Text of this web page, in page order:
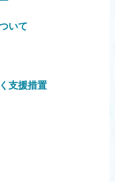
いて
支援措置